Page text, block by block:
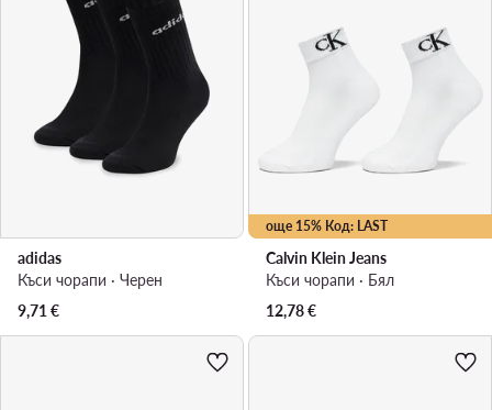
adidas
Къси чорапи · Черен
9,71 €
още 15% Код: LAST
Calvin Klein Jeans
Къси чорапи · Бял
12,78€